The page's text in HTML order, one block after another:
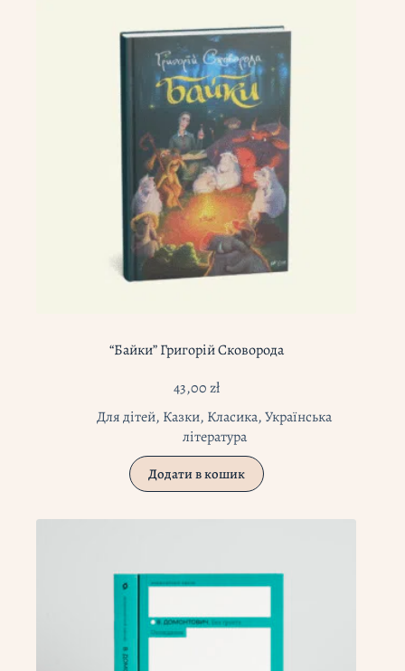
“Байки” Григорій Сковорода
43,00zł
Для дітей, Казки, Класика,Українська
література
Додати в кошик